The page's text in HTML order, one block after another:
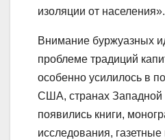
изоляции от населения».
Внимание буржуазных
проблеме традиций
особенно усилилось в
США, странах
появились книги,
исследования,